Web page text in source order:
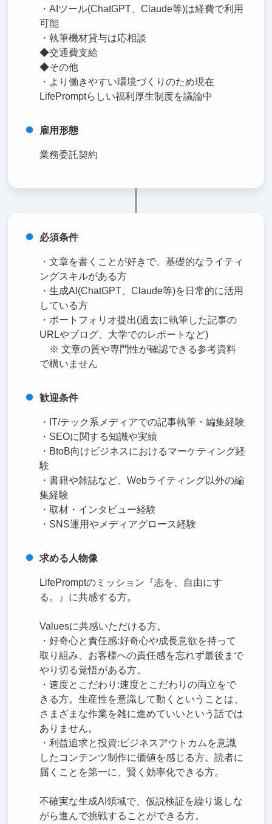
・AIツール(ChatGPT、Claude等)は経費で利用
可能
・執筆機材貸与は応相談
◆交通費支給
◆その他
・より働きやすい環境づくりのため現在
LifePromptらしい福利厚生制度を議論中
雇用形態
業務委託契約
必須条件
・文章を書くことが好きで、基礎的なライティ
ングスキルがある方
・生成AI(ChatGPT、Claude等)を日常的に活用
している方
・ポートフォリオ提出(過去に執筆した記事の
URLやブログ、大学でのレポートなど)
※ 文章の質や専門性が確認できる参考資料
で構いません
歓迎条件
・IT/テック系メディアでの記事執筆・編集経験
・SEOに関する知識や実績
・BtoB向けビジネスにおけるマーケティング経
験
・書籍や雑誌など、Webライティング以外の編
集経験
・取材・インタビュー経験
・SNS運用やメディアグロース経験
求める人物像
LifePromptのミッション『志を、自由にす
る。』に共感する方。
Valuesに共感いただける方。
・好奇心と責任感:好奇心や成長意欲を持って
取り組み、お客様への責任感を忘れず最後まで
やり切る覚悟がある方。
・速度とこだわり:速度とこだわりの両立をで
きる方。生産性を意識して動くということは、
さまざまな作業を雑に進めていいという話では
ありません。
・利益追求と投資:ビジネスアウトカムを意識
したコンテンツ制作に価値を感じる方。読者に
届くことを第一に、賢く効率化できる方。
不確実な生成AI領域で、仮説検証を繰り返しな
がら進んで挑戦することができる方。